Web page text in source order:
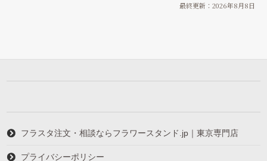
最終更新：2026年8月8日
フラスタ注文・相談ならフラワースタンド.jp｜東京専門店
プライバシーポリシー